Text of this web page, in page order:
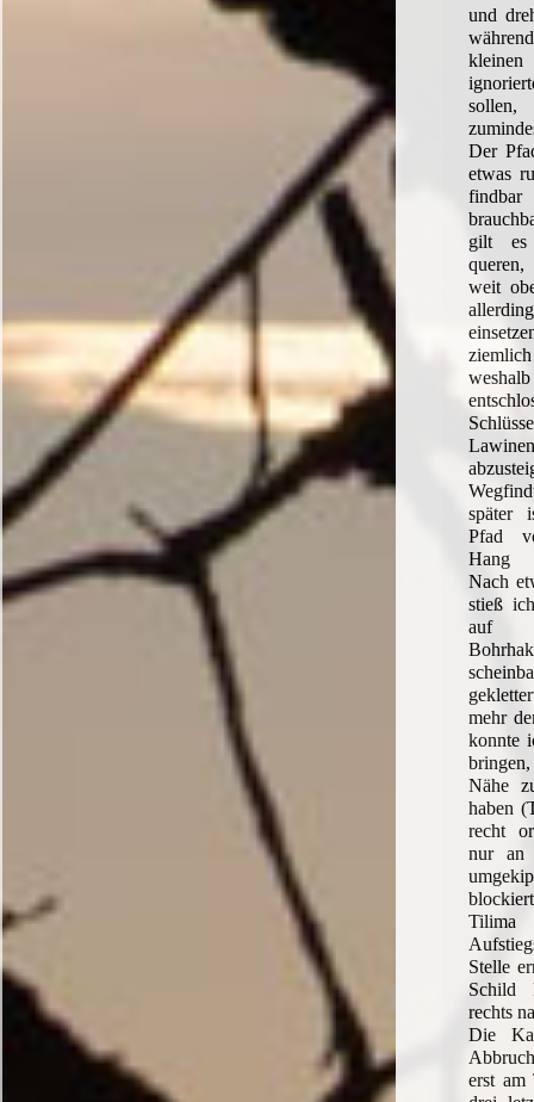
und
Der
etwas
gilt es
weit
später
Pfad
Hang
Nach
stieß
auf
mehr
konnte
Nähe
haben
recht
nur an
Stelle
Schild
rechts
Die
erst am